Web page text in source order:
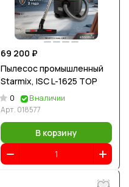
69 200 ₽
Пылесос промышленный
Starmix, ISC L-1625 TOP
0
В наличии
Арт. 018577
В корзину